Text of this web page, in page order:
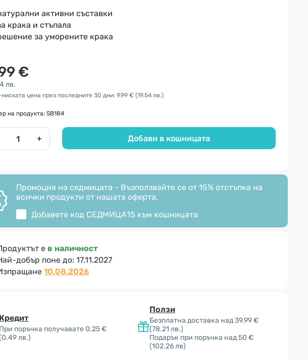
активни съставки
крака и стъпала
за уморените крака
€
лв.
цена през последните 30 дни: 9.99 € (19.54 лв.)
на продукта: SB184
+ Добави в кошницата
Промоция на седмицата - Възползвайте се от 15% отстъпка на
всички продукти от нашата оферта.
Добавете код СЕДМИЦА15 към кошницата
е в наличност
добър поне до: 17.11.2027
10.08.2026
Кредит
При поръчка получавате 0.25 €
лв.)
Ползи
Безплатна доставка над 39.99 €
(78.21 лв.)
Подарък при поръчка над 50 €
(102.26 лв)